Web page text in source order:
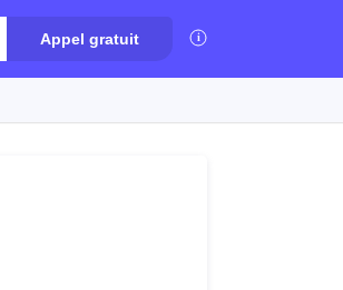
Appel gratuit